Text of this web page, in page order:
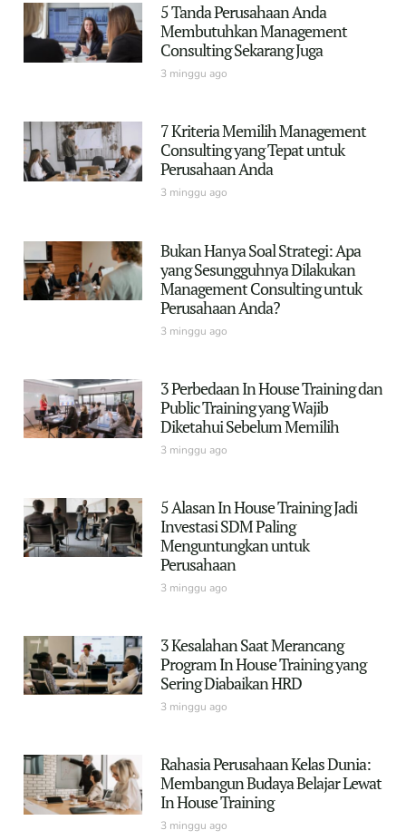
5 Tanda Perusahaan Anda
Membutuhkan Management
Consulting Sekarang Juga
3 minggu ago
7 Kriteria Memilih Management
Consulting yang Tepat untuk
Perusahaan Anda
3 minggu ago
Bukan Hanya Soal Strategi: Apa
yang Sesungguhnya Dilakukan
Management Consulting untuk
Perusahaan Anda?
3 minggu ago
3 Perbedaan In House Training dan
Public Training yang Wajib
Diketahui Sebelum Memilih
3 minggu ago
5 Alasan In House Training Jadi
Investasi SDM Paling
Menguntungkan untuk
Perusahaan
3 minggu ago
3 Kesalahan Saat Merancang
Program In House Training yang
Sering Diabaikan HRD
3 minggu ago
Rahasia Perusahaan Kelas Dunia:
Membangun Budaya Belajar Lewat
In House Training
3 minggu ago